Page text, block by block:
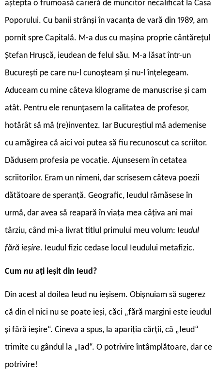
aștepta o frumoasă carieră de muncitor necalificat la Casa
Poporului. Cu banii strânși în vacanța de vară din 1989, am
pornit spre Capitală. M-a dus cu mașina proprie cântărețul
Ștefan Hrușcă, ieudean de felul său. M-a lăsat într-un
București pe care nu-l cunoșteam și nu-l înțelegeam.
Aduceam cu mine câteva kilograme de manuscrise și cam
atât. Pentru ele renunțasem la calitatea de profesor,
hotărât să mă (re)inventez. Iar Bucureștiul mă ademenise
cu amăgirea că aici voi putea să fiu recunoscut ca scriitor.
Dădusem profesia pe vocație. Ajunsesem în cetatea
scriitorilor. Eram un nimeni, dar scrisesem câteva poezii
dătătoare de speranță. Geografic, Ieudul rămăsese în
urmă, dar avea să reapară în viața mea câțiva ani mai
târziu, când mi-a livrat titlul primului meu volum: Ieudul
fără ieșire. Ieudul fizic cedase locul Ieudului metafizic.
Cum nu ați ieșit din Ieud?
Din acest al doilea Ieud nu ieșisem. Obișnuiam să sugerez
că din el nici nu se poate ieși, căci „fără margini este ieudul
și fără ieșire“. Cineva a spus, la apariția cărții, că „Ieud“
trimite cu gândul la „Iad“. O potrivire întâmplătoare, dar ce
potrivire!